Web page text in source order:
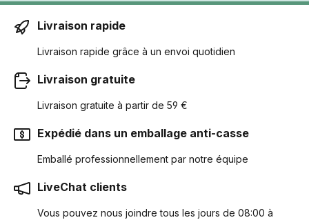
Livraison rapide
Livraison rapide grâce à un envoi quotidien
Livraison gratuite
Livraison gratuite à partir de 59 €
Expédié dans un emballage anti-casse
Emballé professionnellement par notre équipe
LiveChat clients
Vous pouvez nous joindre tous les jours de 08:00 à